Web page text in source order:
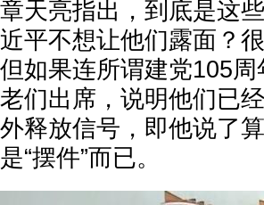
章天亮指出，到底是这
近平不想让他们露面？
但如果连所谓建党105
老们出席，说明他们已
外释放信号，即他说了
是“摆件”而已。